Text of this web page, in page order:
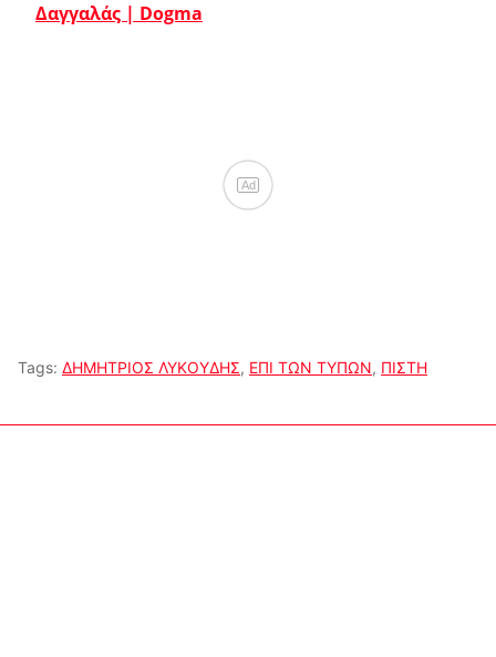
Δαγγαλάς | Dogma
Ad
Tags: ΔΗΜΗΤΡΙΟΣ ΛΥΚΟΥΔΗΣ, ΕΠΙ ΤΩΝ ΤΥΠΩΝ, ΠΙΣΤΗ